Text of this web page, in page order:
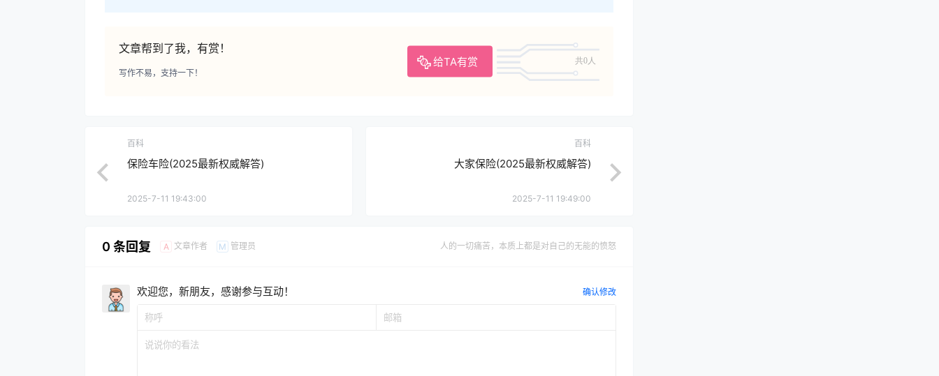
文章帮到了我，有赏！
给TA有赏 共0人
写作不易，支持一下！
百科
保险车险(2025最新权威解答)
2025-7-11 19:43:00
百科
大家保险(2025最新权威解答)
2025-7-11 19:49:00
0 条回复 A 文章作者 M 管理员 人的一切痛苦，本质上都是对自己的无能的愤怒
欢迎您，新朋友，感谢参与互动！ 确认修改